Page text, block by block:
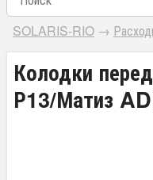
SOLARIS-RIO →
Колодки
Р13/Матиз